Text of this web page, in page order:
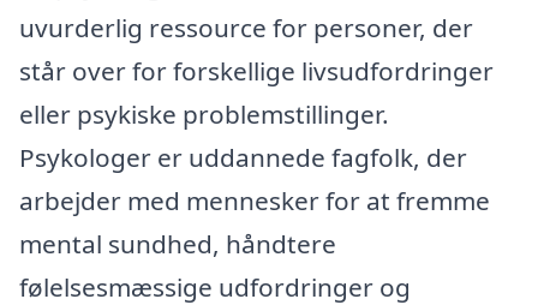
uvurderlig ressource for personer, der
står over for forskellige livsudfordringer
eller psykiske problemstillinger.
Psykologer er uddannede fagfolk, der
arbejder med mennesker for at fremme
mental sundhed, håndtere
følelsesmæssige udfordringer og